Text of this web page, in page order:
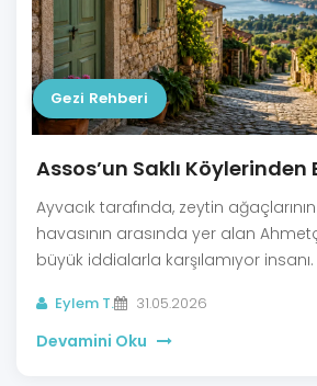
Gezi Rehberi
Assos’un Saklı
Ayvacık tarafında, zeytin
havasının arasında yer alan
büyük iddialarla karşılamıyor
Eylem T. 31.05.2026
Devamini Oku